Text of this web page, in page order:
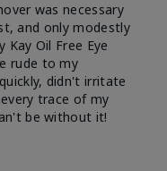
was necessary
and only modestly
Oil Free Eye
rude to my
didn't irritate
trace of my
be without it!